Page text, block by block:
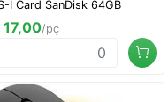
I Card SanDisk 64GB
17,00/pç